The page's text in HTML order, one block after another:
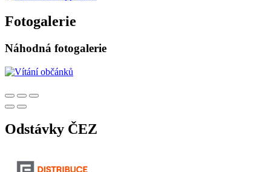
Fotogalerie
Náhodná fotogalerie
Odstávky ČEZ